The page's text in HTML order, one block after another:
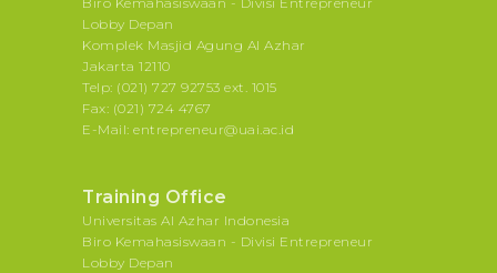
Lobby Depan
Komplek Masjid Agung Al Azhar
Jakarta 12110
Telp: (021) 727 92753 ext. 1015
Fax: (021) 724 4767
E-Mail: entrepreneur@uai.ac.id
Training Office
Universitas Al Azhar Indonesia
Biro Kemahasiswaan - Divisi Entrepreneur
Lobby Depan